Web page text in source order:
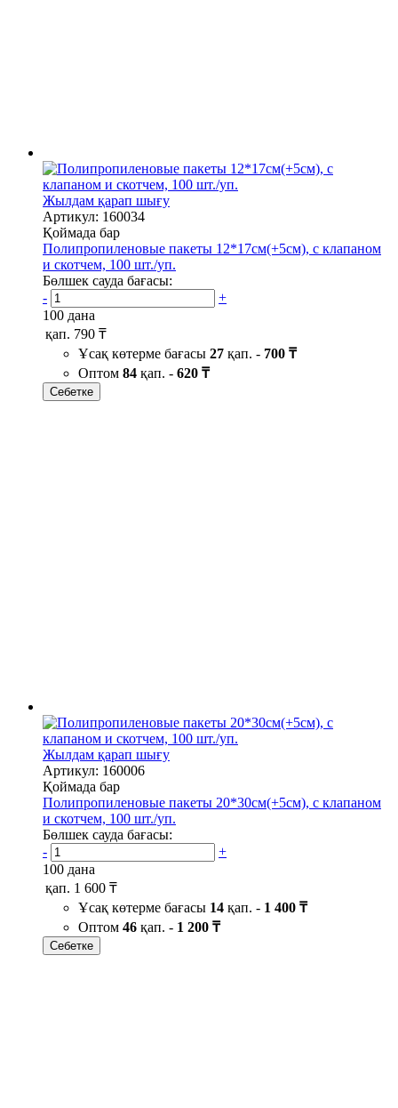
Жылдам қарап шығу
Артикул: 160034
Қоймада бар
Полипропиленовые пакеты 12*17см(+5см), с клапаном
и скотчем, 100 шт./уп.
Бөлшек сауда бағасы:
-
+
100 дана
қап. 790 ₸
Ұсақ көтерме бағасы 27 қап. - 700 ₸
Оптом 84 қап. - 620 ₸
Себетке
Жылдам қарап шығу
Артикул: 160006
Қоймада бар
Полипропиленовые пакеты 20*30см(+5см), с клапаном
и скотчем, 100 шт./уп.
Бөлшек сауда бағасы:
-
+
100 дана
қап. 1 600 ₸
Ұсақ көтерме бағасы 14 қап. - 1 400 ₸
Оптом 46 қап. - 1 200 ₸
Себетке